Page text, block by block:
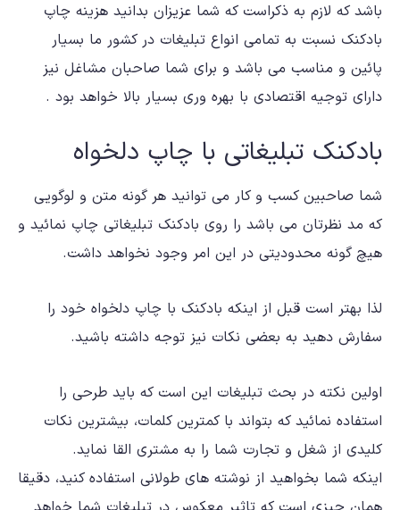
باشد که لازم به ذکراست که شما عزیزان بدانید هزینه چاپ
بادکنک نسبت به تمامی انواع تبلیغات در کشور ما بسیار
پائین و مناسب می باشد و برای شما صاحبان مشاغل نیز
دارای توجیه اقتصادی با بهره وری بسیار بالا خواهد بود .
بادکنک تبلیغاتی با چاپ دلخواه
شما صاحبین کسب و کار می توانید هر گونه متن و لوگویی
که مد نظرتان می باشد را روی بادکنک تبلیغاتی چاپ نمائید و
هیچ گونه محدودیتی در این امر وجود نخواهد داشت.
لذا بهتر است قبل از اینکه بادکنک با چاپ دلخواه خود را
سفارش دهید به بعضی نکات نیز توجه داشته باشید.
اولین نکته در بحث تبلیغات این است که باید طرحی را
استفاده نمائید که بتواند با کمترین کلمات، بیشترین نکات
کلیدی از شغل و تجارت شما را به مشتری القا نماید.
اینکه شما بخواهید از نوشته های طولانی استفاده کنید، دقیقا